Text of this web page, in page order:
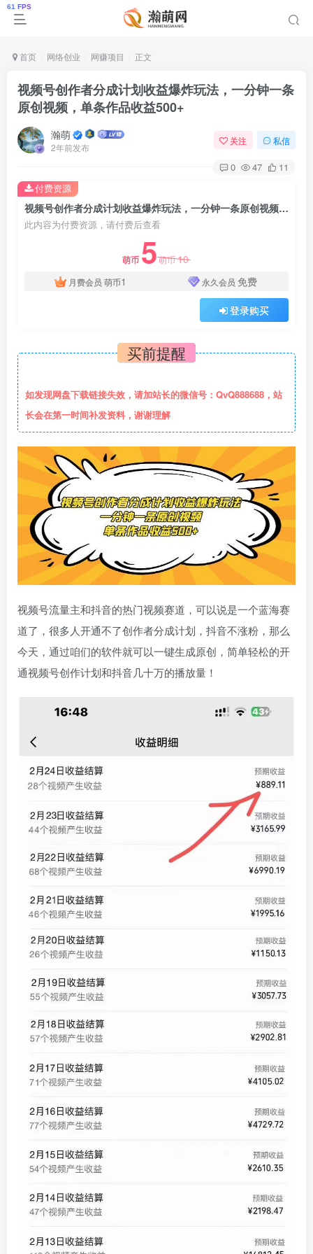
首页 网络创业 网赚项目 正文
视频号创作者分成计划收益爆炸玩法，一分钟一条
原创视频，单条作品收益500+
瀚萌
2年前发布
关注 私信
0 47 11
视频号创作者分成计划收益爆炸玩法，一分钟一条原创视频，单条作品收益500+
此内容为付费资源，请付费后查看
萌币 5萌币10
月费会员 萌币1 永久会员 免费
登录购买
付费资源
买前提醒
如发现网盘下载链接失效，请加站长的微信号：QvQ888688，站
长会在第一时间补发资料，谢谢理解
视频号流量主和抖音的热门视频赛道，可以说是一个蓝海赛
道了，很多人开通不了创作者分成计划，抖音不涨粉，那么
今天，通过咱们的软件就可以一键生成原创，简单轻松的开
通视频号创作计划和抖音几十万的播放量！